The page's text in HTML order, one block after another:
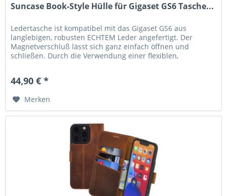
Suncase Book-Style Hülle für Gigaset GS6 Tasche...
Ledertasche ist kompatibel mit das Gigaset GS6 aus
langlebigen, robusten ECHTEM Leder angefertigt. Der
Magnetverschluß lässt sich ganz einfach öffnen und
schließen. Durch die Verwendung einer flexiblen,
44,90 € *
Merken